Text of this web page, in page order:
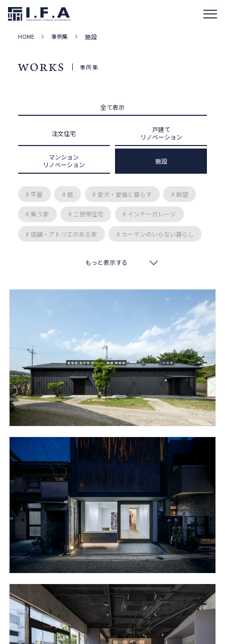
HOME 事例集 施設
WORKS 事例集
全て表示
注文住宅
戸建て
リノベーション
マンション
リノベーション
施設
# 平屋 # 庭 # 愛犬・愛猫と暮らす # 眺望
# 集う家 # 二世帯住宅 # インナーガレージ
# 店舗・アトリエのある家 # カーテンのいらない暮らし
# エモジンデザインスタジオ # 安原三郎 # 岸研一
# 柳沢究 # 松永康宏 # nLDK
# 設計組織アルキメラ # 傳寶慶子 # 市井洋右
# 平岡建築デザイン # IFA設計
もっと表示する